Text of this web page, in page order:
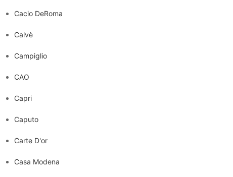
Cacio DeRoma
Calvè
Campiglio
CAO
Capri
Caputo
Carte D'or
Casa Modena